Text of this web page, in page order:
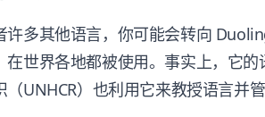
许多其他语言，你可能会转向
世界各地都被使用。事实上，它的
UNHCR）也利用它来教授语言并